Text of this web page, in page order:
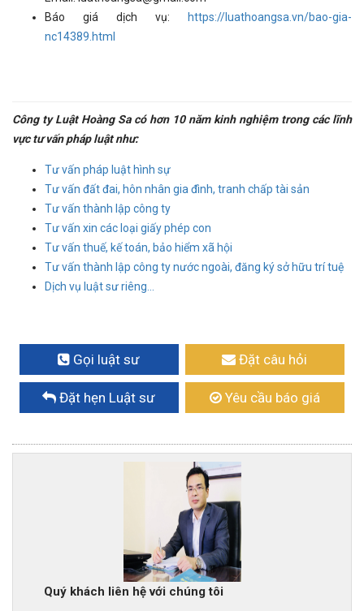
Báo giá dịch vụ: https://luathoangsa.vn/bao-gia-
nc14389.html
Công ty Luật Hoàng Sa có hơn 10 năm kinh nghiệm trong các lĩnh
vực tư vấn pháp luật như:
Tư vấn pháp luật hình sự
Tư vấn đất đai, hôn nhân gia đình, tranh chấp tài sản
Tư vấn thành lập công ty
Tư vấn xin các loại giấy phép con
Tư vấn thuế, kế toán, bảo hiểm xã hội
Tư vấn thành lập công ty nước ngoài, đăng ký sở hữu trí tuệ
Dịch vụ luật sư riêng...
Gọi luật sư Đặt câu hỏi
Đặt hẹn Luật sư Yêu cầu báo giá
Quý khách liên hệ với chúng tôi